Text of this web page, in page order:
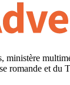
ministère
romande et du